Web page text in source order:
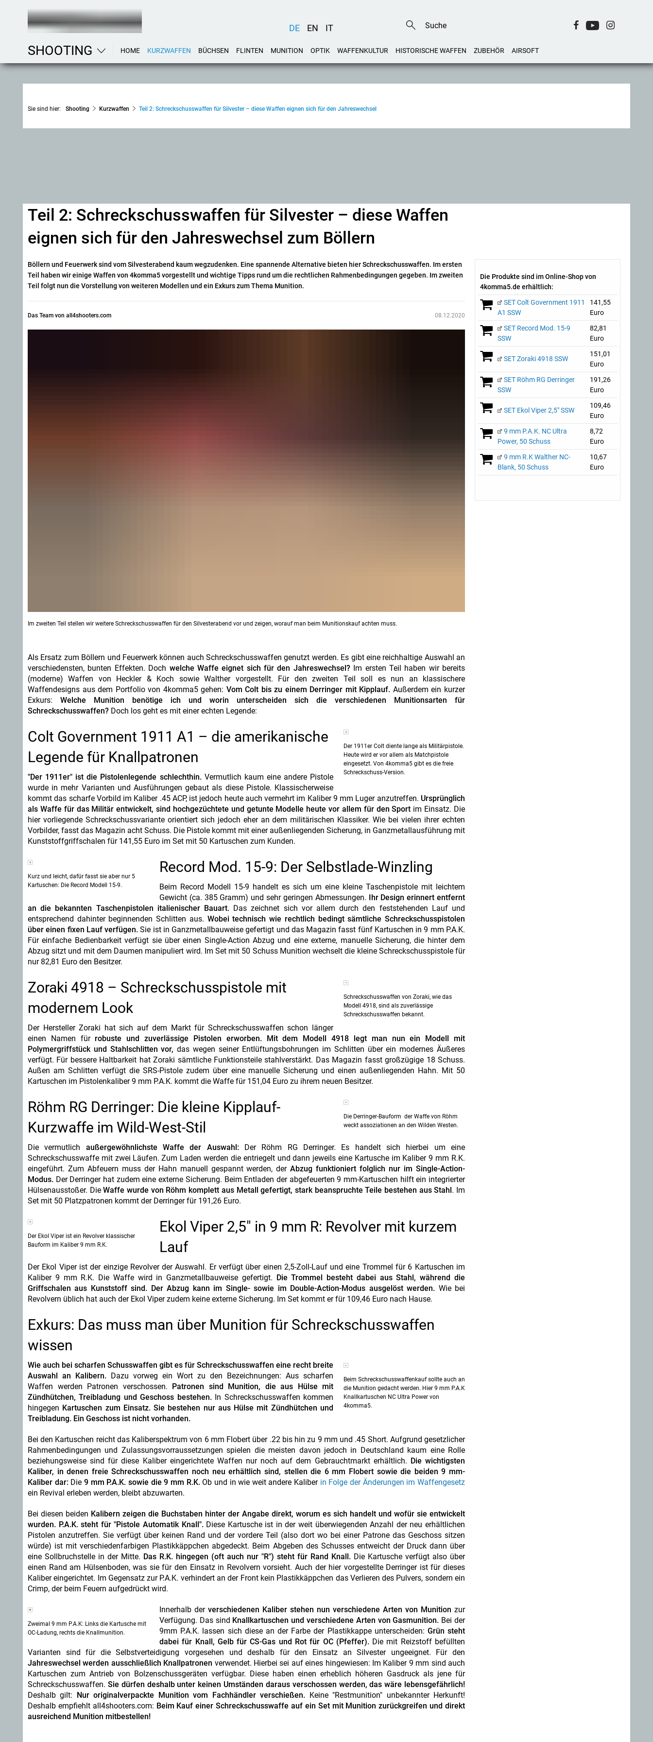
DE EN IT
SHOOTING HOME KURZWAFFEN BÜCHSEN FLINTEN MUNITION OPTIK WAFFENKULTUR HISTORISCHE WAFFEN ZUBEHÖR AIRSOFT
Sie sind hier: Shooting Kurzwaffen Teil 2: Schreckschusswaffen für Silvester – diese Waffen eignen sich für den Jahreswechsel
Teil 2: Schreckschusswaffen für Silvester – diese Waffen
eignen sich für den Jahreswechsel zum Böllern
Böllern und Feuerwerk sind vom Silvesterabend kaum wegzudenken. Eine spannende Alternative bieten hier Schreckschusswaffen. Im ersten
Teil haben wir einige Waffen von 4komma5 vorgestellt und wichtige Tipps rund um die rechtlichen Rahmenbedingungen gegeben. Im zweiten
Teil folgt nun die Vorstellung von weiteren Modellen und ein Exkurs zum Thema Munition.
Das Team von all4shooters.com 08.12.2020
Im zweiten Teil stellen wir weitere Schreckschusswaffen für den Silvesterabend vor und zeigen, worauf man beim Munitionskauf achten muss.
Als Ersatz zum Böllern und Feuerwerk können auch Schreckschusswaffen genutzt werden. Es gibt eine reichhaltige Auswahl an
verschiedensten, bunten Effekten. Doch welche Waffe eignet sich für den Jahreswechsel?Im ersten Teil haben wir bereits
(moderne) Waffen von Heckler & Koch sowie Walther vorgestellt. Für den zweiten Teil soll es nun an klassischere
Waffendesigns aus dem Portfolio von 4komma5 gehen: Vom Colt bis zu einem Derringer mit Kipplauf. Außerdem ein kurzer
Exkurs: Welche Munition benötige ich und worin unterscheiden sich die verschiedenen Munitionsarten für
Schreckschusswaffen? Doch los geht es mit einer echten Legende:
Der 1911er Colt diente lange als Militärpistole.
Heute wird er vor allem als Matchpistole
eingesetzt. Von 4komma5 gibt es die freie
Schreckschuss-Version.
Colt Government 1911 A1 – die amerikanische
Legende für Knallpatronen
"Der 1911er" ist die Pistolenlegende schlechthin.Vermutlich kaum eine andere Pistole
wurde in mehr Varianten und Ausführungen gebaut als diese Pistole. Klassischerweise
kommt das scharfe Vorbild im Kaliber .45 ACP, ist jedoch heute auch vermehrt im Kaliber 9 mm Luger anzutreffen. Ursprünglich
als Waffe für das Militär entwickelt, sind hochgezüchtete und getunte Modelle heute vor allem für den Sport im Einsatz. Die
hier vorliegende Schreckschussvariante orientiert sich jedoch eher an dem militärischen Klassiker. Wie bei vielen ihrer echten
Vorbilder, fasst das Magazin acht Schuss. Die Pistole kommt mit einer außenliegenden Sicherung, in Ganzmetallausführung mit
Kunststoffgriffschalen für 141,55 Euro im Set mit 50 Kartuschen zum Kunden.
Kurz und leicht, dafür fasst sie aber nur 5
Kartuschen: Die Record Modell 15-9.
Record Mod. 15-9: Der Selbstlade-Winzling
Beim Record Modell 15-9 handelt es sich um eine kleine Taschenpistole mit leichtem
Gewicht (ca. 385 Gramm) und sehr geringen Abmessungen. Ihr Design erinnert entfernt
an die bekannten Taschenpistolen italienischer Bauart. Das zeichnet sich vor allem durch den feststehenden Lauf und
entsprechend dahinter beginnenden Schlitten aus. Wobei technisch wie rechtlich bedingt sämtliche Schreckschusspistolen
über einen fixen Lauf verfügen. Sie ist in Ganzmetallbauweise gefertigt und das Magazin fasst fünf Kartuschen in 9 mm P.A.K.
Für einfache Bedienbarkeit verfügt sie über einen Single-Action Abzug und eine externe, manuelle Sicherung, die hinter dem
Abzug sitzt und mit dem Daumen manipuliert wird. Im Set mit 50 Schuss Munition wechselt die kleine Schreckschusspistole für
nur 82,81 Euro den Besitzer.
Schreckschusswaffen von Zoraki, wie das
Modell 4918, sind als zuverlässige
Schreckschusswaffen bekannt.
Zoraki 4918 – Schreckschusspistole mit
modernem Look
Der Hersteller Zoraki hat sich auf dem Markt für Schreckschusswaffen schon länger
einen Namen fürrobuste und zuverlässige Pistolen erworben. Mit dem Modell 4918 legt man nun ein Modell mit
Polymergriffstück und Stahlschlitten vor, das wegen seiner Entlüftungsbohrungen im Schlitten über ein modernes Äußeres
verfügt. Für bessere Haltbarkeit hat Zoraki sämtliche Funktionsteile stahlverstärkt. Das Magazin fasst großzügige 18 Schuss.
Außen am Schlitten verfügt die SRS-Pistole zudem über eine manuelle Sicherung und einen außenliegenden Hahn. Mit 50
Kartuschen im Pistolenkaliber 9 mm P.A.K. kommt die Waffe für 151,04 Euro zu ihrem neuen Besitzer.
Die Derringer-Bauform der Waffe von Röhm
weckt assoziationen an den Wilden Westen.
Röhm RG Derringer: Die kleine Kipplauf-
Kurzwaffe im Wild-West-Stil
Die vermutlich außergewöhnlichste Waffe der Auswahl:Der Röhm RG Derringer. Es handelt sich hierbei um eine
Schreckschusswaffe mit zwei Läufen. Zum Laden werden die entriegelt und dann jeweils eine Kartusche im Kaliber 9 mm R.K.
eingeführt. Zum Abfeuern muss der Hahn manuell gespannt werden, derAbzug funktioniert folglich nur im Single-Action-
Modus. Der Derringer hat zudem eine externe Sicherung. Beim Entladen der abgefeuerten 9 mm-Kartuschen hilft ein integrierter
Hülsenausstoßer. DieWaffe wurde von Röhm komplett aus Metall gefertigt, stark beanspruchte Teile bestehen aus Stahl. Im
Set mit 50 Platzpatronen kommt der Derringer für 191,26 Euro.
Der Ekol Viper ist ein Revolver klassischer
Bauform im Kaliber 9 mm R.K.
Ekol Viper 2,5" in 9 mm R: Revolver mit kurzem
Lauf
Der Ekol Viper ist der einzige Revolver der Auswahl. Er verfügt über einen 2,5-Zoll-Lauf und eine Trommel für 6 Kartuschen im
Kaliber 9 mm R.K. Die Waffe wird in Ganzmetallbauweise gefertigt. Die Trommel besteht dabei aus Stahl, während die
Griffschalen aus Kunststoff sind. Der Abzug kann im Single- sowie im Double-Action-Modus ausgelöst werden. Wie bei
Revolvern üblich hat auch der Ekol Viper zudem keine externe Sicherung. Im Set kommt er für 109,46 Euro nach Hause.
Exkurs: Das muss man über Munition für Schreckschusswaffen
wissen
Beim Schreckschusswaffenkauf sollte auch an
die Munition gedacht werden. Hier 9 mm P.A.K
Knallkartuschen NC Ultra Power von
4komma5.
Wie auch bei scharfen Schusswaffen gibt es für Schreckschusswaffen eine recht breite
Auswahl an Kalibern. Dazu vorweg ein Wort zu den Bezeichnungen: Aus scharfen
Waffen werden Patronen verschossen. Patronen sind Munition, die aus Hülse mit
Zündhütchen, Treibladung und Geschoss bestehen.In Schreckschusswaffen kommen
hingegen Kartuschen zum Einsatz. Sie bestehen nur aus Hülse mit Zündhütchen und
Treibladung. Ein Geschoss ist nicht vorhanden.
Bei den Kartuschen reicht das Kaliberspektrum von 6 mm Flobert über .22 bis hin zu 9 mm und .45 Short. Aufgrund gesetzlicher
Rahmenbedingungen und Zulassungsvorraussetzungen spielen die meisten davon jedoch in Deutschland kaum eine Rolle
beziehungsweise sind für diese Kaliber eingerichtete Waffen nur noch auf dem Gebrauchtmarkt erhältlich. Die wichtigsten
Kaliber, in denen freie Schreckschusswaffen noch neu erhältlich sind, stellen die 6 mm Flobert sowie die beiden 9 mm-
Kaliber dar: Die 9 mm P.A.K. sowie die 9 mm R.K.Ob und in wie weit andere Kaliber in Folge der Änderungen im Waffengesetz
ein Revival erleben werden, bleibt abzuwarten.
Bei diesen beiden Kalibern zeigen die Buchstaben hinter der Angabe direkt, worum es sich handelt und wofür sie entwickelt
wurden. P.A.K. steht für "Pistole Automatik Knall". Diese Kartusche ist in der weit überwiegenden Anzahl der neu erhältlichen
Pistolen anzutreffen. Sie verfügt über keinen Rand und der vordere Teil (also dort wo bei einer Patrone das Geschoss sitzen
würde) ist mit verschiedenfarbigen Plastikkäppchen abgedeckt. Beim Abgeben des Schusses entweicht der Druck dann über
eine Sollbruchstelle in der Mitte. Das R.K. hingegen (oft auch nur "R") steht für Rand Knall. Die Kartusche verfügt also über
einen Rand am Hülsenboden, was sie für den Einsatz in Revolvern vorsieht. Auch der hier vorgestellte Derringer ist für dieses
Kaliber eingerichtet. Im Gegensatz zur P.A.K. verhindert an der Front kein Plastikkäppchen das Verlieren des Pulvers, sondern ein
Crimp, der beim Feuern aufgedrückt wird.
Zweimal 9 mm P.A.K: Links die Kartusche mit
OC-Ladung, rechts die Knallmunition.
Innerhalb der verschiedenen Kaliber stehen nun verschiedene Arten von Munition zur
Verfügung. Das sind Knallkartuschen und verschiedene Arten von Gasmunition. Bei der
9mm P.A.K. lassen sich diese an der Farbe der Plastikkappe unterscheiden: Grün steht
dabei für Knall, Gelb für CS-Gas und Rot für OC (Pfeffer).Die mit Reizstoff befüllten
Varianten sind für die Selbstverteidigung vorgesehen und deshalb für den Einsatz an Silvester ungeeignet. Für den
Jahreswechsel werden ausschließlich Knallpatronen verwendet. Hierbei sei auf eines hingewiesen: Im Kaliber 9 mm sind auch
Kartuschen zum Antrieb von Bolzenschussgeräten verfügbar. Diese haben einen erheblich höheren Gasdruck als jene für
Schreckschusswaffen. Sie dürfen deshalb unter keinen Umständen daraus verschossen werden, das wäre lebensgefährlich!
Deshalb gilt: Nur originalverpackte Munition vom Fachhändler verschießen. Keine "Restmunition" unbekannter Herkunft!
Deshalb empfiehlt all4shooters.com: Beim Kauf einer Schreckschusswaffe auf ein Set mit Munition zurückgreifen und direkt
ausreichend Munition mitbestellen!
Die Produkte sind im Online-Shop von
4komma5.de erhältlich:
SET Colt Government 1911
A1 SSW
141,55
Euro
SET Record Mod. 15-9
SSW
82,81
Euro
SET Zoraki 4918 SSW
151,01
Euro
SET Röhm RG Derringer
SSW
191,26
Euro
SET Ekol Viper 2,5" SSW
109,46
Euro
9 mm P.A.K. NC Ultra
Power, 50 Schuss
8,72
Euro
9 mm R.K Walther NC-
Blank, 50 Schuss
10,67
Euro